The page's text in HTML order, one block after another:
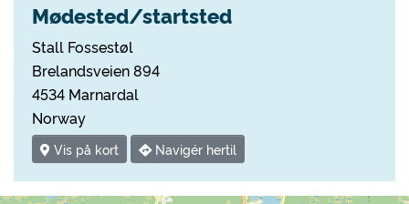
Mødested/startsted
Stall Fossestøl
Brelandsveien 894
4534 Marnardal
Norway
Vis på kort Navigér hertil